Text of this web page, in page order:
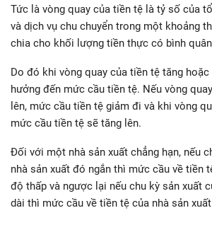
Tức là vòng quay của tiền tệ là tỷ số của
và dịch vụ chu chuyển trong một khoảng
chia cho khối lượng tiền thực có bình
Do đó khi vòng quay của tiền tệ tăng
hưởng đến mức cầu tiền tệ. Nếu vòng
lên, mức cầu tiền tệ giảm đi và khi vòng
mức cầu tiền tệ sẽ tăng lên.
Đối với một nhà sản xuất chẳng hạn, nếu
nhà sản xuất đó ngắn thì mức cầu về tiền
độ thấp và ngược lại nếu chu kỳ sản xuất
dài thì mức cầu về tiền tệ của nhà sản